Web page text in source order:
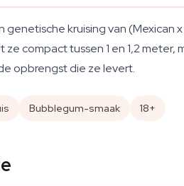
kruising van (Mexican
compact tussen 1 en 1,2
opbrengst die ze levert.
Bubblegum-smaak 18+